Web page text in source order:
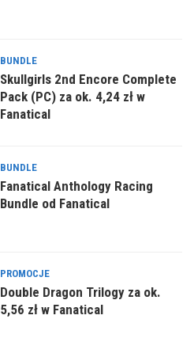
BUNDLE
Skullgirls 2nd Encore Complete
Pack (PC) za ok. 4,24 zł w
Fanatical
BUNDLE
Fanatical Anthology Racing
Bundle od Fanatical
PROMOCJE
Double Dragon Trilogy za ok.
5,56 zł w Fanatical